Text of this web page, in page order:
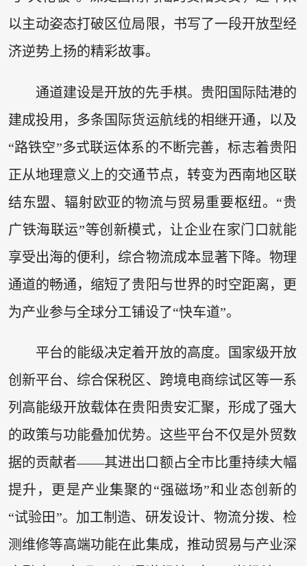
以主动姿态打破区位局限，书写了一段开放型经
济逆势上扬的精彩故事。
通道建设是开放的先手棋。贵阳国际陆港的
建成投用，多条国际货运航线的相继开通，以及
“路铁空”多式联运体系的不断完善，标志着贵阳
正从地理意义上的交通节点，转变为西南地区联
结东盟、辐射欧亚的物流与贸易重要枢纽。“贵
广铁海联运”等创新模式，让企业在家门口就能
享受出海的便利，综合物流成本显著下降。物理
通道的畅通，缩短了贵阳与世界的时空距离，更
为产业参与全球分工铺设了“快车道”。
平台的能级决定着开放的高度。国家级开放
创新平台、综合保税区、跨境电商综试区等一系
列高能级开放载体在贵阳贵安汇聚，形成了强大
的政策与功能叠加优势。这些平台不仅是外贸数
据的贡献者——其进出口额占全市比重持续大幅
提升，更是产业集聚的“强磁场”和业态创新的
“试验田”。加工制造、研发设计、物流分拨、检
测维修等高端功能在此集成，推动贸易与产业深